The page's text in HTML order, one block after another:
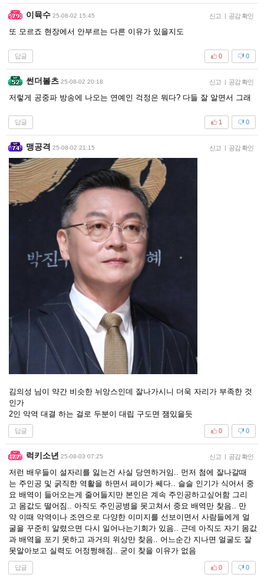
이뮥수 25-08-02 15:45 신고 | 공감 확인
또 모르죠 현장에서 안부르는 다른 이유가 있을지도
답글 0
0
썬더볼츠 25-08-02 20:18 신고 | 공감 확인
저렇게 공중파 방송에 나오는 연예인 걱정은 뭐다? 다들 잘 알면서 그래
답글 0
1
맹공격 25-08-02 21:15 신고 | 공감 확인
김의성 님이 약간 비슷한 뉘앙스인데 잘나가시니 더욱 자리가 부족한 것
인가
2인 악역 대결 하는 걸로 두분이 대립 구도면 잼있을듯
답글 0
0
럭키소년 25-08-03 07:25 신고 | 공감 확인
저런 배우들이 설자리를 잃는건 사실 당연하거임.. 먼저 첨에 잘나갈때
는 주인공 및 굵직한 역활을 하면서 페이가 쎄다.. 슬슬 인기가 식어서 중
요 배역이 들어오는게 줄어들지만 본인은 계속 주인공하고싶어함 그리
고 몸값도 떨어짐.. 아직도 주인공병을 못고쳐서 중요 배역만 찾음.. 만
약 이때 악역이나 조연으로 다양한 이미지를 선보이면서 사람들에게 얼
굴을 꾸준히 알렸으면 다시 일어나는기회가 있음.. 근데 아직도 자기 몸값
과 배역을 포기 못하고 과거의 위상만 찾음.. 어느순간 지나면 얼굴도 잘
못알아보고 실력도 어정쩡해짐.. 굳이 찾을 이유가 없음
답글 0
0